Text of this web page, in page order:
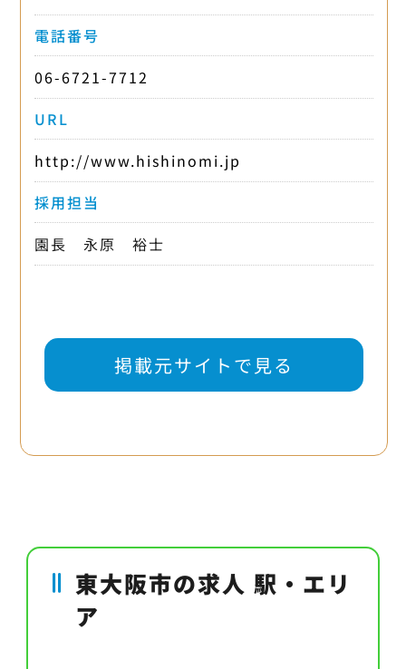
電話番号
06-6721-7712
URL
http://www.hishinomi.jp
採用担当
園長 永原 裕士
掲載元サイトで見る
東大阪市の求人 駅・エリ
ア